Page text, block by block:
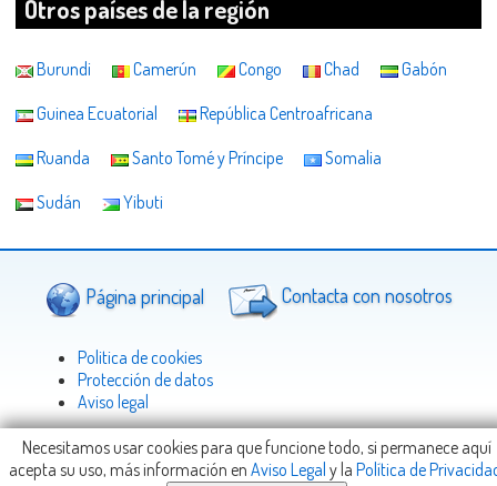
Otros países de la región
Burundi Camerún Congo Chad
Gabón
Guinea Ecuatorial
República Centroafricana
Ruanda
Santo Tomé y Príncipe
Somalia
Sudán
Yibuti
Página principal Contacta con nosotros
Politica de cookies
Protección de datos
Aviso legal
Necesitamos usar cookies para que funcione todo, si permanece aquí
acepta su uso, más información en Aviso Legal y la Política de